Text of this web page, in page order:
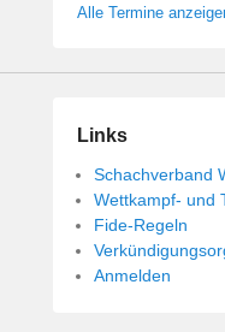
Alle Termine
Links
Schachverband
Wettkampf- und
Fide-Regeln
Anmelden